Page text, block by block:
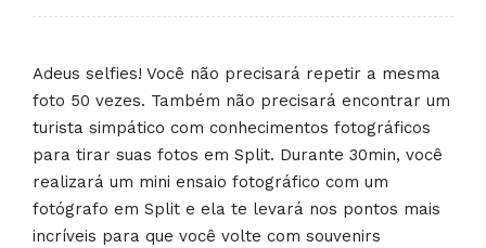
Adeus selfies! Você não precisará repetir a mesma
foto 50 vezes. Também não precisará encontrar um
turista simpático com conhecimentos fotográficos
para tirar suas fotos em Split. Durante 30min, você
realizará um mini ensaio fotográfico com um
fotógrafo em Split e ela te levará nos pontos mais
incríveis para que você volte com souvenirs